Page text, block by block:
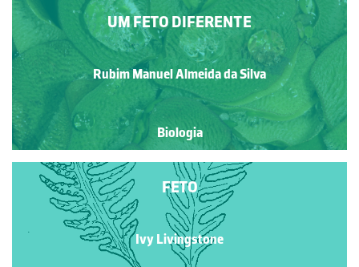
UM FETO DIFERENTE
Rubim Manuel Almeida da Silva
Biologia
FETO
Ivy Livingstone